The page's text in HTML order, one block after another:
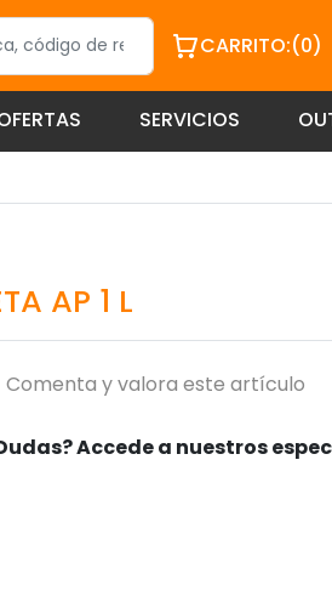
CARRITO:(0)
SERVICIOS
AP 1 L
Comenta y valora este artículo
Accede a nuestros